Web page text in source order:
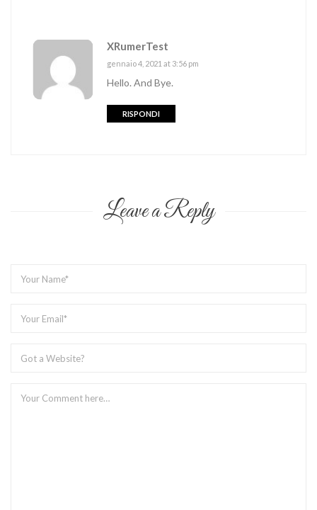
XRumerTest
gennaio 4, 2021 at 3:56 pm
Hello. And Bye.
RISPONDI
Leave a Reply